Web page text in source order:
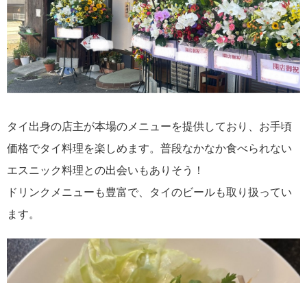
タイ出身の店主が本場のメニューを提供しており、お手頃
価格でタイ料理を楽しめます。普段なかなか食べられない
エスニック料理との出会いもありそう！
ドリンクメニューも豊富で、タイのビールも取り扱ってい
ます。